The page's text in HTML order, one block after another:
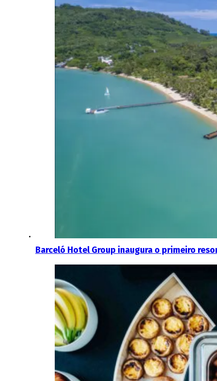
Barceló Hotel Group inaugura o primeiro